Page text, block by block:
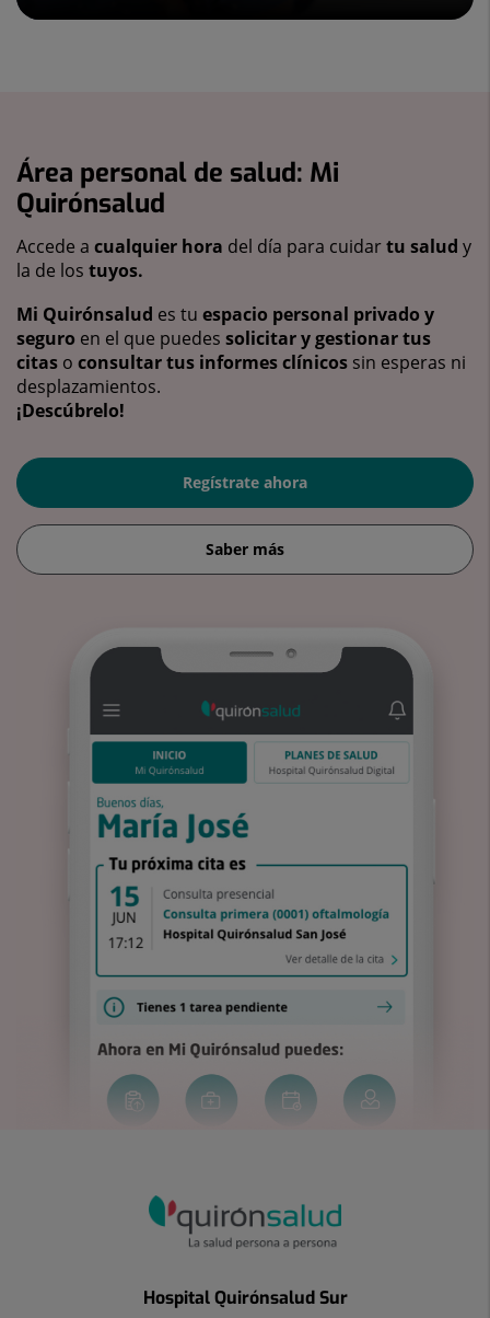
Área personal de salud: Mi
Quirónsalud
Accede a cualquier hora del día para cuidartu salud y
la de los tuyos.
Mi Quirónsalud es tu espacio personal privado y
seguro en el que puedes solicitar y gestionar tus
citas o consultar tus informes clínicos sin esperas ni
desplazamientos.
¡Descúbrelo!
Regístrate ahora
Saber más
Hospital Quirónsalud Sur